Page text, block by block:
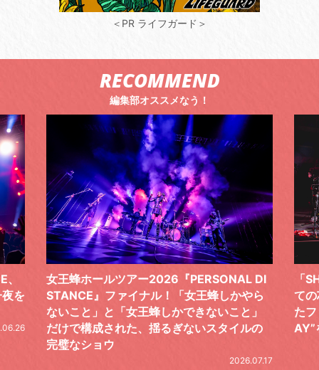
＜PR ライフガード＞
RECOMMEND
編集部オススメなう！
ら
の
「SHISHAMOでした!!!」ロックバンドとし
ての芯を貫き通し、笑顔と感謝で泳ぎ切っ
たファイナルライブ、DAY2“GOODBYE D
AY”をレポート
気
レ